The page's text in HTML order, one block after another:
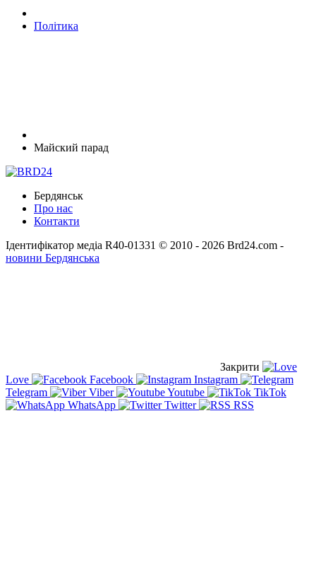
Політика
Майский парад
Бердянськ
Про нас
Контакти
Ідентифікатор медіа R40-01331 © 2010 - 2026 Brd24.com -
новини Бердянська
Закрити
Love
Facebook
Instagram
Telegram
Viber Youtube
TikTok
WhatsApp
Twitter RSS